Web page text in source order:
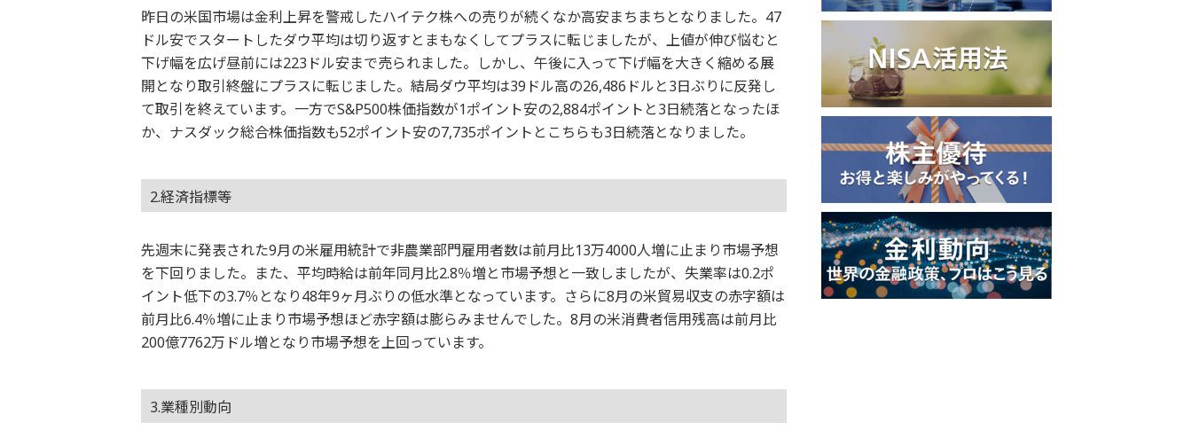
昨日の米国市場は金利上昇を警戒したハイテク株への売りが続くなか高安まちまちとなりました。47
ドル安でスタートしたダウ平均は切り返すとまもなくしてプラスに転じましたが、上値が伸び悩むと
下げ幅を広げ昼前には223ドル安まで売られました。しかし、午後に入って下げ幅を大きく縮める展
開となり取引終盤にプラスに転じました。結局ダウ平均は39ドル高の26,486ドルと3日ぶりに反発し
て取引を終えています。一方でS&P500株価指数が1ポイント安の2,884ポイントと3日続落となったほ
か、ナスダック総合株価指数も52ポイント安の7,735ポイントとこちらも3日続落となりました。
2.経済指標等
先週末に発表された9月の米雇用統計で非農業部門雇用者数は前月比13万4000人増に止まり市場予想
を下回りました。また、平均時給は前年同月比2.8％増と市場予想と一致しましたが、失業率は0.2ポ
イント低下の3.7％となり48年9ヶ月ぶりの低水準となっています。さらに8月の米貿易収支の赤字額は
前月比6.4％増に止まり市場予想ほど赤字額は膨らみませんでした。8月の米消費者信用残高は前月比
200億7762万ドル増となり市場予想を上回っています。
3.業種別動向